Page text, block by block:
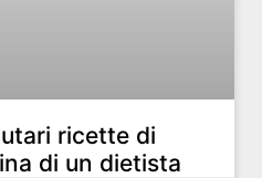
ricette di
di un dietista